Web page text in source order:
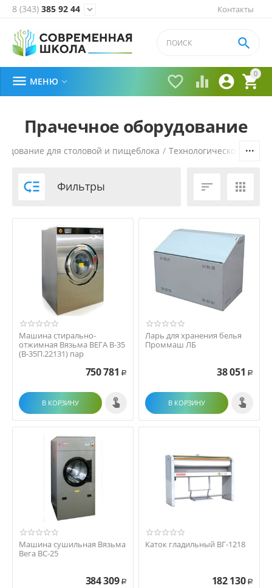
Контакты
8 (343) 385 92 44 
0


 

 МЕНЮ 
Прачечное оборудование
для столовой и пищеблока / Технологическое
 Фильтры  
Машина стирально-
отжимная Вязьма ВЕГА В-35
(В-35П.22131) пар
750 781 Р
В КОРЗИНУ
Ларь для хранения белья
Проммаш ЛБ
38 051 Р
В КОРЗИНУ
Машина сушильная Вязьма
Вега ВС-25
384 309 Р
Каток гладильный ВГ-1218
182 130 Р